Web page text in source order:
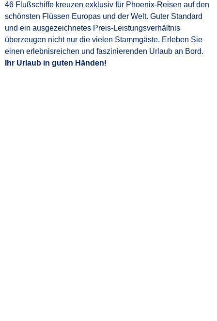
46 Flußschiffe kreuzen exklusiv für Phoenix-Reisen auf den
schönsten Flüssen Europas und der Welt. Guter Standard
und ein ausgezeichnetes Preis-Leistungsverhältnis
überzeugen nicht nur die vielen Stammgäste. Erleben Sie
einen erlebnisreichen und faszinierenden Urlaub an Bord.
Ihr Urlaub in guten Händen!